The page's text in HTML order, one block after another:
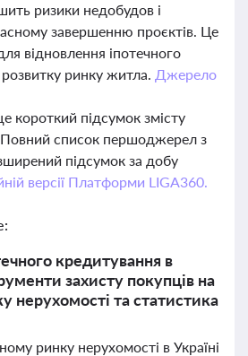
ризики недобудов і
завершенню проєктів. Це
відновлення іпотечного
ринку житла. Джерело
короткий підсумок змісту
Повний список першоджерел з
підсумок за добу
версії Платформи LIGA360.
кредитування в
захисту покупців на
нерухомості та статистика
ринку нерухомості в Україні